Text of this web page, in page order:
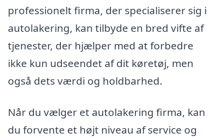
professionelt firma, der specialiserer sig i
autolakering, kan tilbyde en bred vifte af
tjenester, der hjælper med at forbedre
ikke kun udseendet af dit køretøj, men
også dets værdi og holdbarhed.
Når du vælger et autolakering firma, kan
du forvente et højt niveau af service og